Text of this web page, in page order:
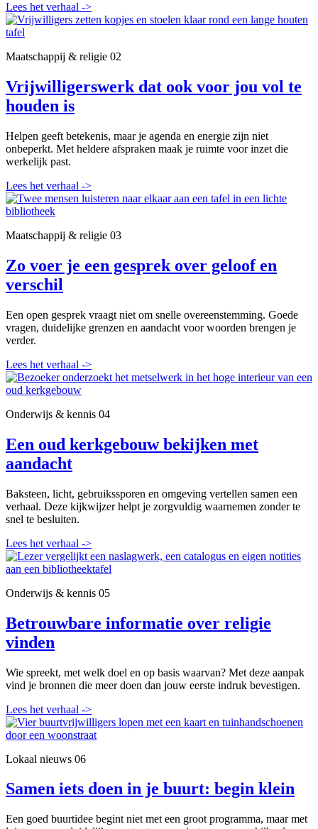
Lees het verhaal ->
Maatschappij & religie 02
Vrijwilligerswerk dat ook voor jou vol te
houden is
Helpen geeft betekenis, maar je agenda en energie zijn niet
onbeperkt. Met heldere afspraken maak je ruimte voor inzet die
werkelijk past.
Lees het verhaal ->
Maatschappij & religie 03
Zo voer je een gesprek over geloof en
verschil
Een open gesprek vraagt niet om snelle overeenstemming. Goede
vragen, duidelijke grenzen en aandacht voor woorden brengen je
verder.
Lees het verhaal ->
Onderwijs & kennis 04
Een oud kerkgebouw bekijken met
aandacht
Baksteen, licht, gebruikssporen en omgeving vertellen samen een
verhaal. Deze kijkwijzer helpt je zorgvuldig waarnemen zonder te
snel te besluiten.
Lees het verhaal ->
Onderwijs & kennis 05
Betrouwbare informatie over religie
vinden
Wie spreekt, met welk doel en op basis waarvan? Met deze aanpak
vind je bronnen die meer doen dan jouw eerste indruk bevestigen.
Lees het verhaal ->
Lokaal nieuws 06
Samen iets doen in je buurt: begin klein
Een goed buurtidee begint niet met een groot programma, maar met